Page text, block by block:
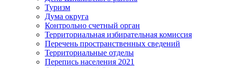
Туризм
Дума округа
Контрольно счетный орган
Территориальная избирательная комиссия
Перечень пространственных сведений
Территориальные отделы
Перепись населения 2021